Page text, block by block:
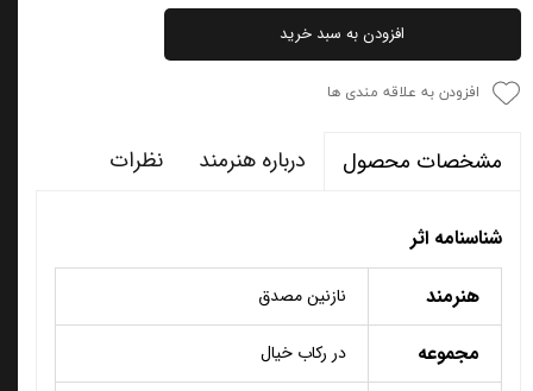
افزودن به سبد خرید
افزودن به علاقه مندی ها
مشخصات محصول درباره هنرمند نظرات
شناسنامه اثر
هنرمند
نازنین مصدق
مجموعه در رکاب خیال